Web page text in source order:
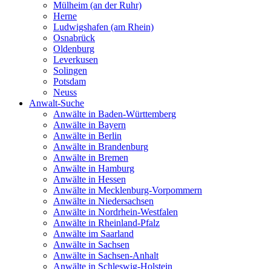
Mülheim (an der Ruhr)
Herne
Ludwigshafen (am Rhein)
Osnabrück
Oldenburg
Leverkusen
Solingen
Potsdam
Neuss
Anwalt-Suche
Anwälte in Baden-Württemberg
Anwälte in Bayern
Anwälte in Berlin
Anwälte in Brandenburg
Anwälte in Bremen
Anwälte in Hamburg
Anwälte in Hessen
Anwälte in Mecklenburg-Vorpommern
Anwälte in Niedersachsen
Anwälte in Nordrhein-Westfalen
Anwälte in Rheinland-Pfalz
Anwälte im Saarland
Anwälte in Sachsen
Anwälte in Sachsen-Anhalt
Anwälte in Schleswig-Holstein